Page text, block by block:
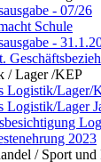
- 07/26
Schule
-
/ Lager /KEP
Logistik/Lager/
Logistik/Lager
2023
/ Sport und